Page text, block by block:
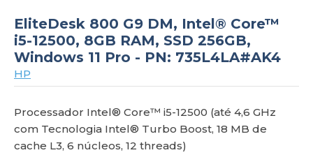
EliteDesk 800 G9 DM, Intel® Core™
i5-12500, 8GB RAM, SSD 256GB,
Windows 11 Pro - PN: 735L4LA#AK4
HP
Processador Intel® Core™ i5-12500 (até 4,6 GHz
com Tecnologia Intel® Turbo Boost, 18 MB de
cache L3, 6 núcleos, 12 threads)